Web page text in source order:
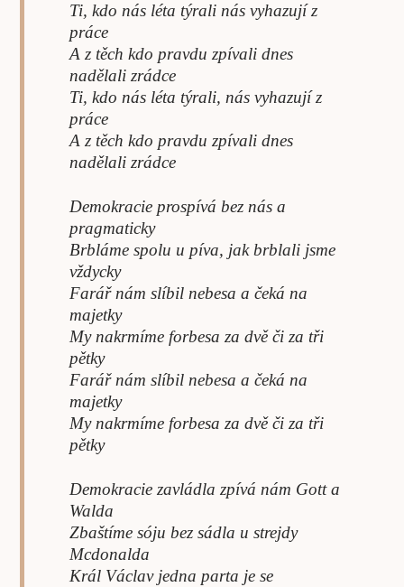
Ti, kdo nás léta týrali nás vyhazují z
práce
A z těch kdo pravdu zpívali dnes
nadělali zrádce
Ti, kdo nás léta týrali, nás vyhazují z
práce
A z těch kdo pravdu zpívali dnes
nadělali zrádce
Demokracie prospívá bez nás a
pragmaticky
Brbláme spolu u píva, jak brblali jsme
vždycky
Farář nám slíbil nebesa a čeká na
majetky
My nakrmíme forbesa za dvě či za tři
pětky
Farář nám slíbil nebesa a čeká na
majetky
My nakrmíme forbesa za dvě či za tři
pětky
Demokracie zavládla zpívá nám Gott a
Walda
Zbaštíme sóju bez sádla u strejdy
Mcdonalda
Král Václav jedna parta je se